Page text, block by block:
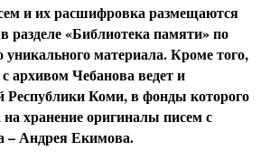
и их расшифровка размещаются
разделе «Библиотека памяти» по
уникального материала. Кроме того,
архивом Чебанова ведет и
Коми, в фонды которого
на хранение оригиналы писем с
– Андрея Екимова.